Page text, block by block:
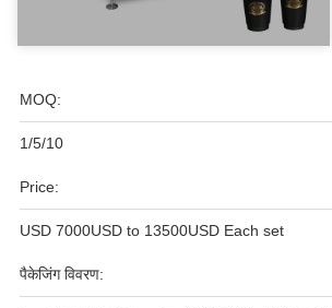
MOQ:
1/5/10
Price:
USD 7000USD to 13500USD Each set
पैकेजिंग विवरण: